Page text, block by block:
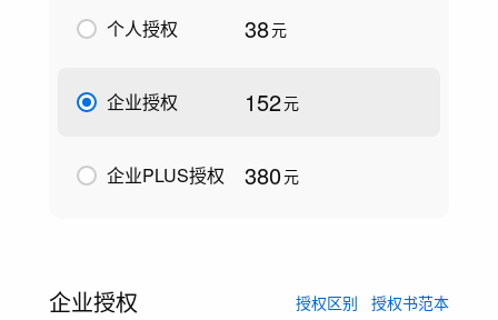
个人授权 38元
企业授权 152元
企业PLUS授权 380元
企业授权 授权区别 授权书范本